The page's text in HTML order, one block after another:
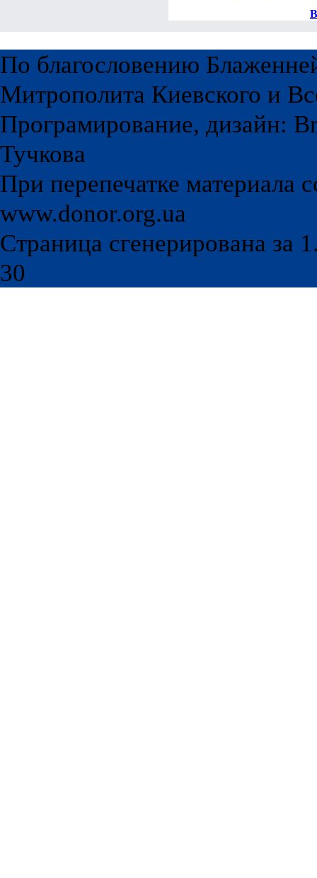
По благословению
Митрополита Киевского и
Програмирование, дизайн:
Тучкова
При перепечатке материала
www.donor.org.ua
Страница сгенерирована за
30